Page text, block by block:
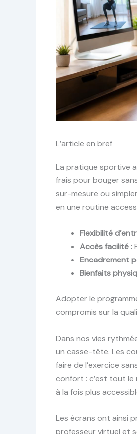
L’article en bref
La pratique sportive
frais pour bouger
sur-mesure ou
en une routine
Flexibilité
Accès facilité :
Encadrement
Bienfaits
Adopter le
compromis sur la
Dans nos vies
un casse-tête. Les
faire de l’exercice
confort : c’est tout le
à la fois plus
Les écrans ont ainsi
professeur virtuel et